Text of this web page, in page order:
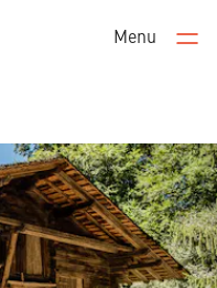
Menu